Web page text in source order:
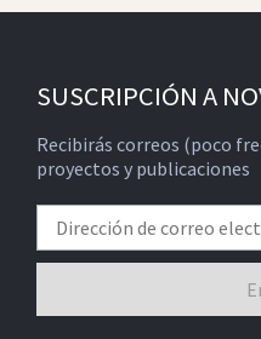
SUSCRIPCIÓN A
Recibirás correos (poco
proyectos y publicaciones